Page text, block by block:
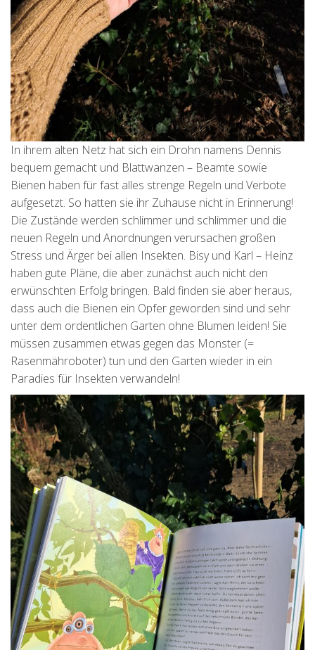
In ihrem alten Netz hat sich ein Drohn namens Dennis
bequem gemacht und Blattwanzen – Beamte sowie
Bienen haben für fast alles strenge Regeln und Verbote
aufgesetzt. So hatten sie ihr Zuhause nicht in Erinnerung!
Die Zustände werden schlimmer und schlimmer und die
neuen Regeln und Anordnungen verursachen großen
Stress und Ärger bei allen Insekten. Bisy und Karl – Heinz
haben gute Pläne, die aber zunächst auch nicht den
erwünschten Erfolg bringen. Bald finden sie aber heraus,
dass auch die Bienen ein Opfer geworden sind und sehr
unter dem ordentlichen Garten ohne Blumen leiden! Sie
müssen zusammen etwas gegen das Monster (=
Rasenmähroboter) tun und den Garten wieder in ein
Paradies für Insekten verwandeln!